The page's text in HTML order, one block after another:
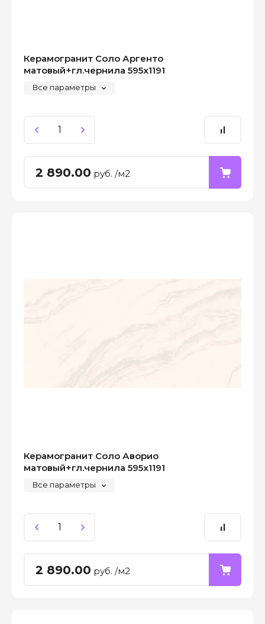
Керамогранит Соло Аргенто
матовый+гл.чернила 595x1191
Все параметры
2 890.00 руб. /м2
Керамогранит Соло Аворио
матовый+гл.чернила 595x1191
Все параметры
2 890.00 руб. /м2